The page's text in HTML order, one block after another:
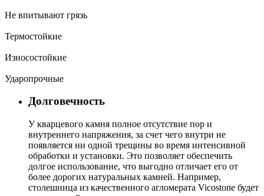
Не впитывают грязь
Термостойкие
Износостойкие
Ударопрочные
Долговечность
У кварцевого камня полное отсутствие пор и
внутреннего напряжения, за счет чего внутри не
появляется ни одной трещины во время интенсивной
обработки и установки. Это позволяет обеспечить
долгое использование, что выгодно отличает его от
более дорогих натуральных камней. Например,
столешница из качественного агломерата Vicostone будет